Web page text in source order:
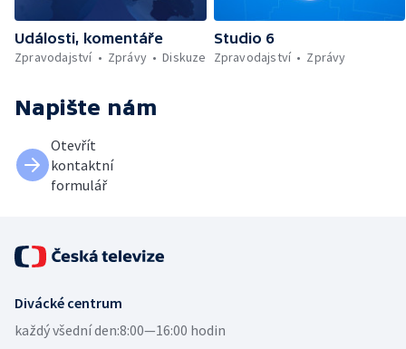
Události, komentáře
Zpravodajství
Zprávy Diskuze
Studio 6
Zpravodajství
Zprávy
Napište nám
Otevřít
kontaktní
formulář
Divácké centrum
každý všední den:8:00—16:00 hodin